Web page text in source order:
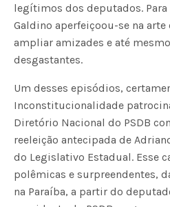
legítimos dos deputados. Para
Galdino aperfeiçoou-se na
ampliar amizades e até
desgastantes.
Um desses episódios,
Inconstitucionalidade
Diretório Nacional do PSDB
reeleição antecipada de
do Legislativo Estadual. Esse
polêmicas e surpreendentes,
na Paraíba, a partir do